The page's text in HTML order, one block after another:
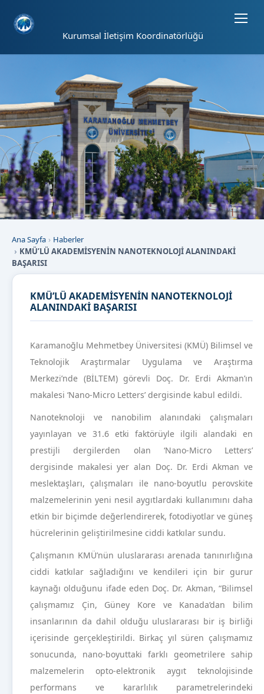
Kurumsal İletişim Koordinatörlüğü
Ana Sayfa
Haberler
KMÜ’LÜ AKADEMİSYENİN NANOTEKNOLOJİ ALANINDAKİ
BAŞARISI
KMÜ’LÜ AKADEMİSYENİN NANOTEKNOLOJİ
ALANINDAKİ BAŞARISI
Karamanoğlu Mehmetbey Üniversitesi (KMÜ) Bilimsel ve
Teknolojik Araştırmalar Uygulama ve Araştırma
Merkezi’nde (BİLTEM) görevli Doç. Dr. Erdi Akman’ın
makalesi ‘Nano-Micro Letters’ dergisinde kabul edildi.
Nanoteknoloji ve nanobilim alanındaki çalışmaları
yayınlayan ve 31.6 etki faktörüyle ilgili alandaki en
prestijli dergilerden olan ‘Nano-Micro Letters’
dergisinde makalesi yer alan Doç. Dr. Erdi Akman ve
meslektaşları, çalışmaları ile nano-boyutlu perovskite
malzemelerinin yeni nesil aygıtlardaki kullanımını daha
etkin bir biçimde değerlendirerek, fotodiyotlar ve güneş
hücrelerinin geliştirilmesine ciddi katkılar sundu.
Çalışmanın KMÜ’nün uluslararası arenada tanınırlığına
ciddi katkılar sağladığını ve kendileri için bir gurur
kaynağı olduğunu ifade eden Doç. Dr. Akman, “Bilimsel
çalışmamız Çin, Güney Kore ve Kanada’dan bilim
insanlarının da dahil olduğu uluslararası bir iş birliği
içerisinde gerçekleştirildi. Birkaç yıl süren çalışmamız
sonucunda, nano-boyuttaki farklı geometrilere sahip
malzemelerin opto-elektronik aygıt teknolojisinde
performans ve kararlılık parametrelerindeki